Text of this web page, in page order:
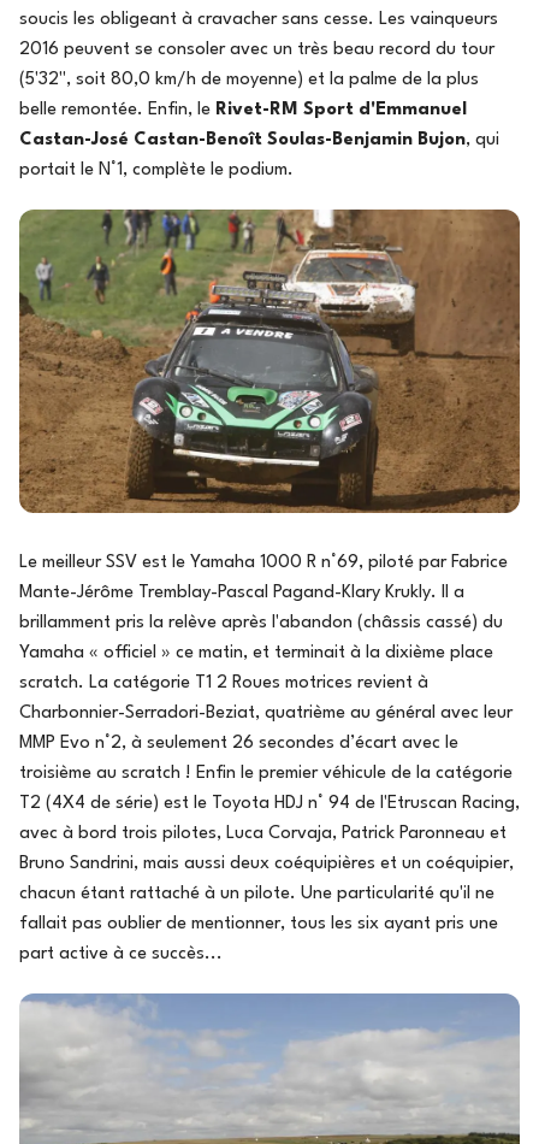
soucis les obligeant à cravacher sans cesse. Les vainqueurs
2016 peuvent se consoler avec un très beau record du tour
(5'32'', soit 80,0 km/h de moyenne) et la palme de la plus
belle remontée. Enfin, le Rivet-RM Sport d'Emmanuel
Castan-José Castan-Benoît Soulas-Benjamin Bujon, qui
portait le N°1, complète le podium.
Le meilleur SSV est le Yamaha 1000 R n°69, piloté par Fabrice
Mante-Jérôme Tremblay-Pascal Pagand-Klary Krukly. Il a
brillamment pris la relève après l'abandon (châssis cassé) du
Yamaha « officiel » ce matin, et terminait à la dixième place
scratch. La catégorie T1 2 Roues motrices revient à
Charbonnier-Serradori-Beziat, quatrième au général avec leur
MMP Evo n°2, à seulement 26 secondes d’écart avec le
troisième au scratch ! Enfin le premier véhicule de la catégorie
T2 (4X4 de série) est le Toyota HDJ n° 94 de l'Etruscan Racing,
avec à bord trois pilotes, Luca Corvaja, Patrick Paronneau et
Bruno Sandrini, mais aussi deux coéquipières et un coéquipier,
chacun étant rattaché à un pilote. Une particularité qu'il ne
fallait pas oublier de mentionner, tous les six ayant pris une
part active à ce succès...